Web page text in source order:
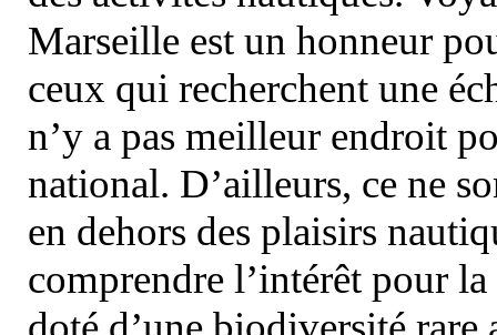
Marseille est un honneur
ceux qui recherchent une
n’y a pas meilleur endroit
national. D’ailleurs, ce ne
en dehors des plaisirs
comprendre l’intérêt pour